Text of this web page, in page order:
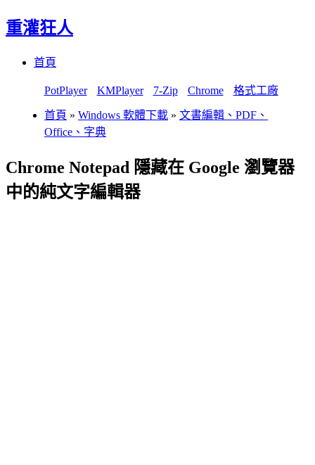
重灌狂人
首頁
PotPlayer KMPlayer 7-Zip Chrome 格式工廠
首頁 » Windows 軟體下載 » 文書編輯、PDF、
Office、字典
Chrome Notepad 隱藏在 Google 瀏覽器
中的純文字編輯器